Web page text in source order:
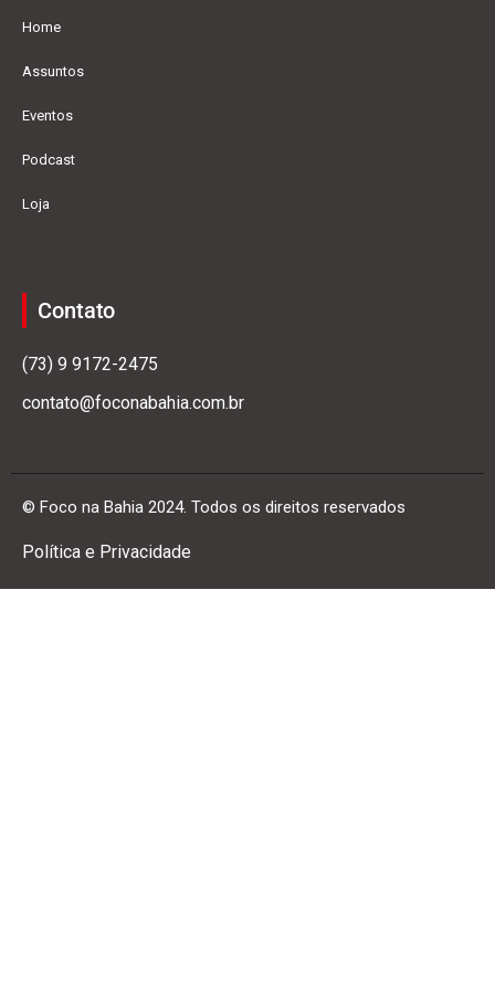
Home
Assuntos
Eventos
Podcast
Loja
Contato
(73) 9 9172-2475
contato@foconabahia.com.br
© Foco na Bahia 2024. Todos os direitos reservados
Política e Privacidade